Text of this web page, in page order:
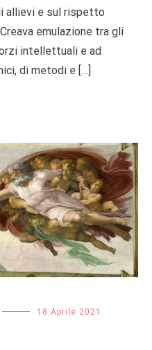
allievi e sul rispetto
emulazione tra gli
intellettuali e ad
di metodi e […]
18 Aprile 2021